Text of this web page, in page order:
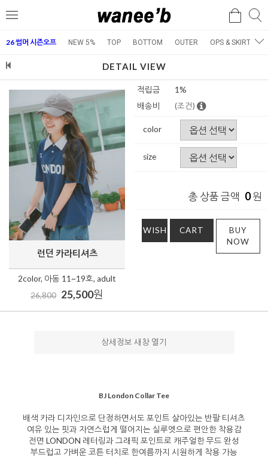
메
검
26 썸머 시즌오프 NEW 5% TOP BOTTOM OUTER OPS & SKIRT
DETAIL VIEW
런던 카라티셔츠
2color, 아동 11~19호, adult
26,800 25,500원
적립금
1%
배송비
(조건)
color
size
총 상품 금액 0원
WISH CART
BUY
NOW
상세정보 새창 열기
BJ London Collar Tee
배색 카라 디자인으로 단정하면서도 포인트 살아있는 반팔 티셔츠
여유 있는 핏과 자연스럽게 떨어지는 실루엣으로 편안한 착용감
전면 LONDON 레터링과 그래픽 포인트로 캐주얼한 무드 완성
부드럽고 가벼운 코튼 터치로 한여름까지 시원하게 착용 가능